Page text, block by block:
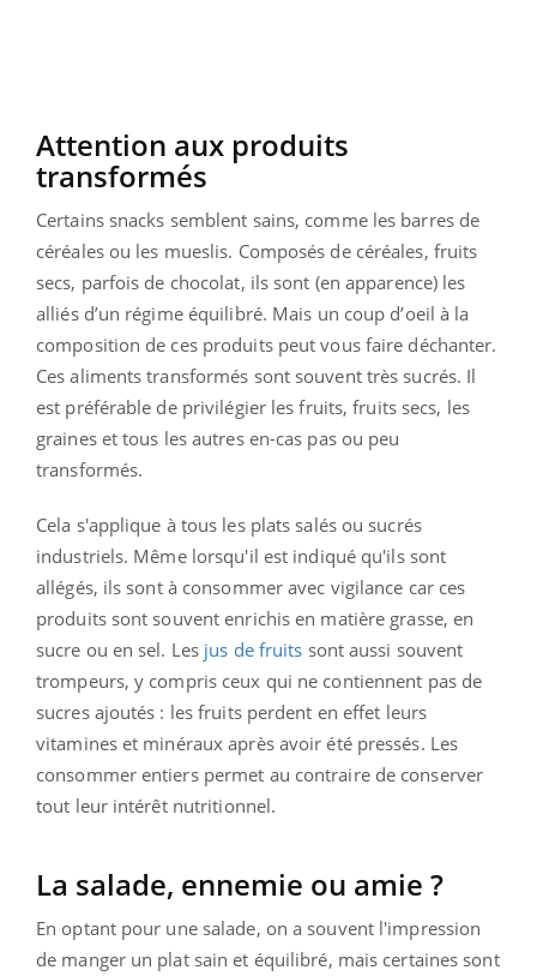
Attention aux produits
transformés
Certains snacks semblent sains, comme les barres de
céréales ou les mueslis. Composés de céréales, fruits
secs, parfois de chocolat, ils sont (en apparence) les
alliés d’un régime équilibré. Mais un coup d’oeil à la
composition de ces produits peut vous faire déchanter.
Ces aliments transformés sont souvent très sucrés. Il
est préférable de privilégier les fruits, fruits secs, les
graines et tous les autres en-cas pas ou peu
transformés.
Cela s'applique à tous les plats salés ou sucrés
industriels. Même lorsqu'il est indiqué qu'ils sont
allégés, ils sont à consommer avec vigilance car ces
produits sont souvent enrichis en matière grasse, en
sucre ou en sel. Les jus de fruits sont aussi souvent
trompeurs, y compris ceux qui ne contiennent pas de
sucres ajoutés : les fruits perdent en effet leurs
vitamines et minéraux après avoir été pressés. Les
consommer entiers permet au contraire de conserver
tout leur intérêt nutritionnel.
La salade, ennemie ou amie ?
En optant pour une salade, on a souvent l'impression
de manger un plat sain et équilibré, mais certaines sont